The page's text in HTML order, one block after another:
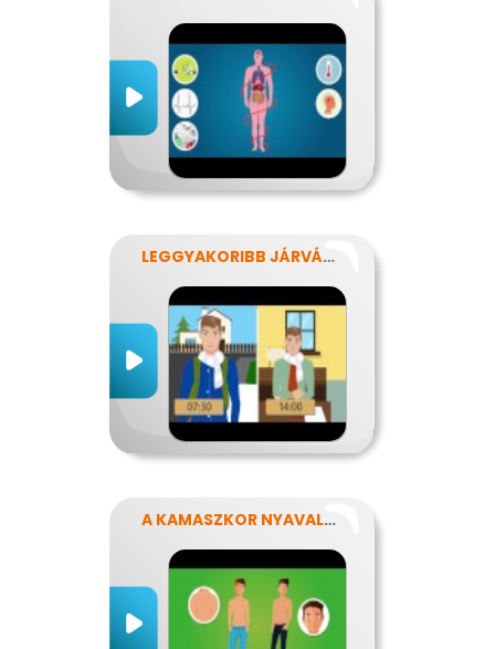
LEGGYAKORIBB JÁRVÁNYUNK
A KAMASZKOR NYAVALYÁI